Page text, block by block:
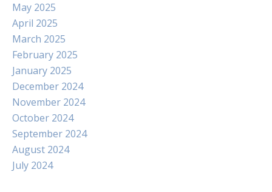
May 2025
April 2025
March 2025
February 2025
January 2025
December 2024
November 2024
October 2024
September 2024
August 2024
July 2024